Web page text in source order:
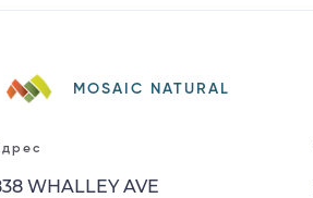
MOSAIC NATURAL
WHALLEY AVE